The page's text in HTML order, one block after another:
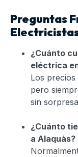
Preguntas
¿Cuánto
eléctrica
Los
pero
sin
¿Cuánto
a Alaquàs?